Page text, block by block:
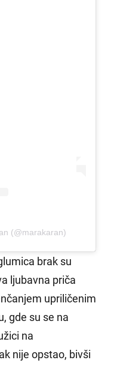
(@marakaran)
brak su
ljubavna priča
upriličenim
gde su se na
na
nije opstao, bivši